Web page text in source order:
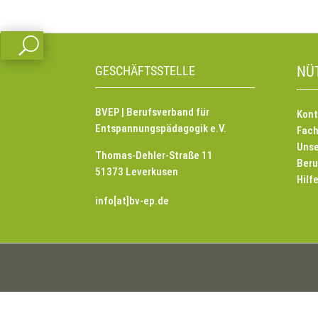
GESCHÄFTSSTELLE
BVEP | Berufsverband für
Entspannungspädagogik e.V.
Thomas-Dehler-Straße 11
51373 Leverkusen
info[at]bv-ep.de
U